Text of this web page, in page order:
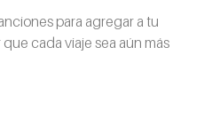
para agregar a tu
cada viaje sea aún más